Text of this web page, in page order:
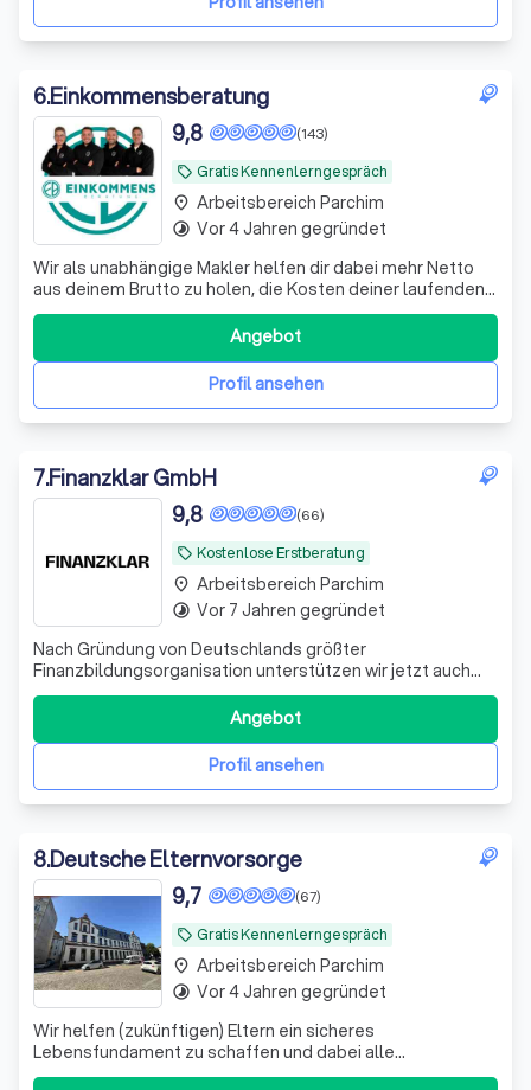
6.Einkommensberatung
local_offer Gratis Kennenlerngespräch
(143)
9,8
Wir als unabhängige Makler helfen dir dabei mehr Netto
aus deinem Brutto zu holen, die Kosten deiner laufenden
Verträge zu reduzieren und deine Rentenlücke zu
Profil ansehen
Angebot
place Arbeitsbereich Parchim
timelapse Vor 4 Jahren gegründet
7.Finanzklar GmbH
local_offer Kostenlose Erstberatung
(66)
9,8
Nach Gründung von Deutschlands größter
Finanzbildungsorganisation unterstützen wir jetzt auch
bei der Umsetzung. Bekannt aus ZDF, ARD, RTL und vielen
Profil ansehen
Angebot
place Arbeitsbereich Parchim
timelapse Vor 7 Jahren gegründet
8.Deutsche Elternvorsorge
local_offer Gratis Kennenlerngespräch
(67)
9,7
Wir helfen (zukünftigen) Eltern ein sicheres
Lebensfundament zu schaffen und dabei alle
Steuervorteile zu nutzen, die dir zustehen.
place Arbeitsbereich Parchim
timelapse Vor 4 Jahren gegründet